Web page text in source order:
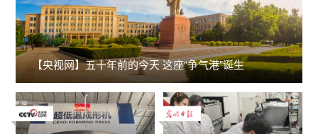
【央视网】五十年前的今天 这座“争气港”诞生